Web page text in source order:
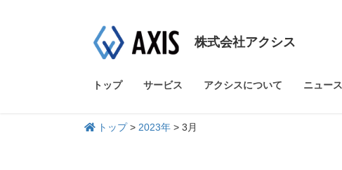
株式会社アクシス
トップ サービス アクシスについて ニュー
トップ> 2023年 > 3月